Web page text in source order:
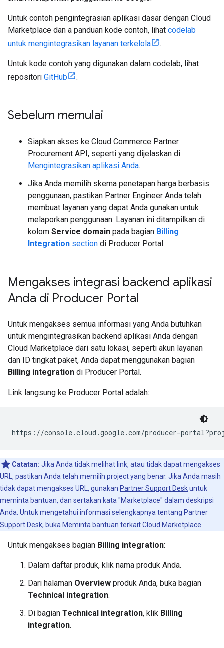
Untuk contoh pengintegrasian aplikasi dasar dengan Cloud
Marketplace dan a panduan kode contoh, lihat codelab
untuk mengintegrasikan layanan terkelola
.
Untuk kode contoh yang digunakan dalam codelab, lihat
repositori GitHub .
Sebelum memulai
Siapkan akses ke Cloud Commerce Partner
Procurement API, seperti yang dijelaskan di
Mengintegrasikan aplikasi Anda.
Jika Anda memilih skema penetapan harga berbasis
penggunaan, pastikan Partner Engineer Anda telah
membuat layanan yang dapat Anda gunakan untuk
melaporkan penggunaan. Layanan ini ditampilkan di
kolom Service domain pada bagian Billing
Integration section di Producer Portal.
Mengakses integrasi backend aplikasi
Anda di Producer Portal
Untuk mengakses semua informasi yang Anda butuhkan
untuk mengintegrasikan backend aplikasi Anda dengan
Cloud Marketplace dari satu lokasi, seperti akun layanan
dan ID tingkat paket, Anda dapat menggunakan bagian
Billing integration di Producer Portal.
Link langsung ke Producer Portal adalah:
https://console.cloud.google.com/producer-
Catatan: Jika Anda tidak melihat link, atau tidak dapat mengakses
URL, pastikan Anda telah memilih project yang benar. Jika Anda masih
tidak dapat mengakses URL, gunakan Partner Support Deskuntuk
meminta bantuan, dan sertakan kata "Marketplace" dalam deskripsi
Anda. Untuk mengetahui informasi selengkapnya tentang Partner
Support Desk, buka Meminta bantuan terkait Cloud Marketplace
Untuk mengakses bagian Billing integration:
Dalam daftar produk, klik nama produk Anda.
Dari halaman Overview produk Anda, buka bagian
Technical integration.
Di bagian Technical integration, klik Billing
integration.